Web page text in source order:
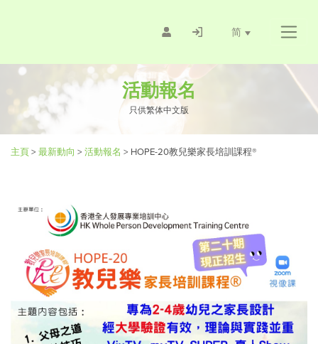
简
活動報名
只供繁体中文版
主頁> 最新動向 > 活動報名 > HOPE-20教兒樂家長培訓課程®